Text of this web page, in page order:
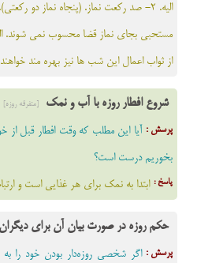
اليه. 2- صد رکعت نماز. (پنجاه نماز دو
مستحبي بجاي نماز قضا محسوب نمي شوند.
از ثواب اعمال اين شب ها نيز بهره مند
شروع افطار روزه با آب و نمک [متفرقه روزه]
پرسش : آیا این مطلب که وقت افطار قبل
بخوريم درست است؟
پاسخ : ابتدا به نمک برای هر غذایی است و
حکم روزه در صورت بیان آن برای
پرسش : اگر شخصی روزه‌دار بودن خود را به